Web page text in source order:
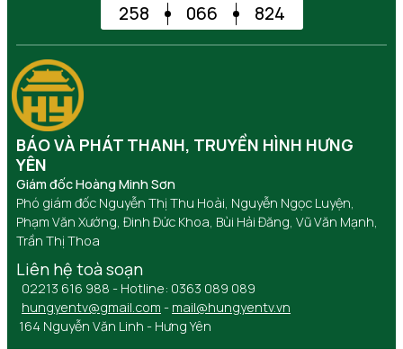
258 066 824
BÁO VÀ PHÁT THANH, TRUYỀN HÌNH HƯNG
YÊN
Giám đốc Hoàng Minh Sơn
Phó giám đốc Nguyễn Thị Thu Hoài, Nguyễn Ngọc Luyện,
Phạm Văn Xướng, Đinh Đức Khoa, Bùi Hải Đăng, Vũ Văn Mạnh,
Trần Thị Thoa
Liên hệ toà soạn
02213 616 988 - Hotline: 0363 089 089
hungyentv@gmail.com - mail@hungyentv.vn
164 Nguyễn Văn Linh - Hưng Yên